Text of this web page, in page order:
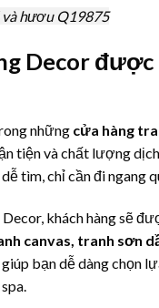
và hươu Q19875
Decor được
những cửa hàng
tiện và chất lượng
dễ tìm, chỉ cần đi ngang
khách hàng sẽ
canvas, tranh sơn
bạn dễ dàng chọn